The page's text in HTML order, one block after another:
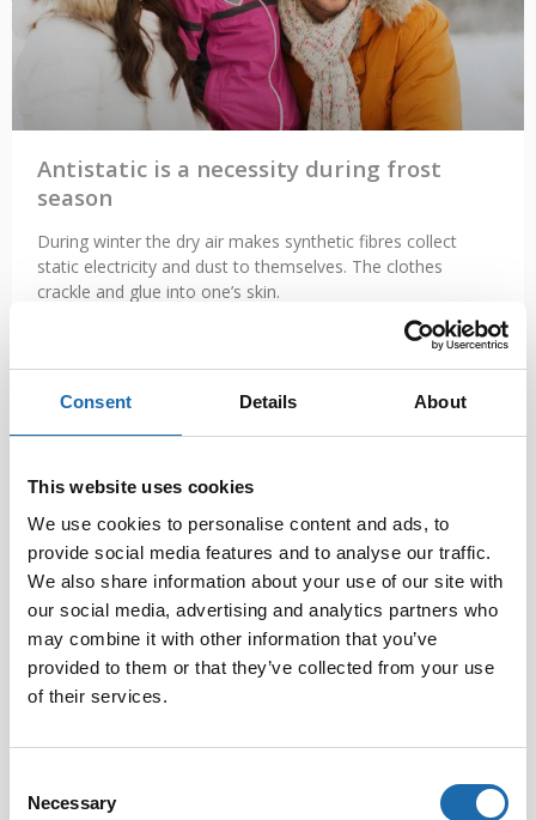
Consent Details About
This website uses cookies
We use cookies to personalise content and ads, to
provide social media features and to analyse our traffic.
We also share information about your use of our site with
our social media, advertising and analytics partners who
may combine it with other information that you’ve
provided to them or that they’ve collected from your use
of their services.
Selection
Necessary
Antistatic is a necessity during frost
season
During winter the dry air makes synthetic fibres collect
static electricity and dust to themselves. The clothes
crackle and glue into one’s skin.